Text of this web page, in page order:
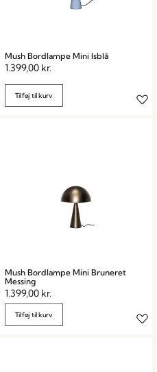
Mush Bordlampe Mini Isblå
1.399,00 kr.
Tilføj til kurv
Mush Bordlampe Mini Bruneret
Messing
1.399,00 kr.
Tilføj til kurv